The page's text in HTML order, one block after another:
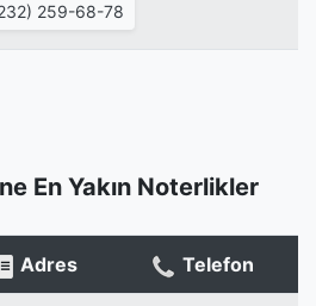
259-68-78
En Yakın Noterlikler
Adres Telefon